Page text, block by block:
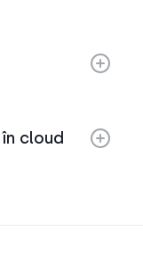
cloud